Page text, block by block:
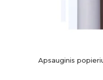
Apsauginis